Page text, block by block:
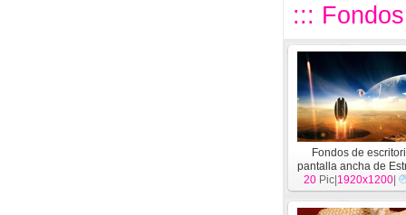
:::
Fondos de
pantalla ancha de
la Tierra (3)[
20 Pic| 1920x1200